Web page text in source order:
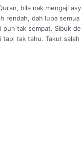
bila nak mengaji
rendah, dah lupa
pun tak sempat. Sibuk
tapi tak tahu. Takut